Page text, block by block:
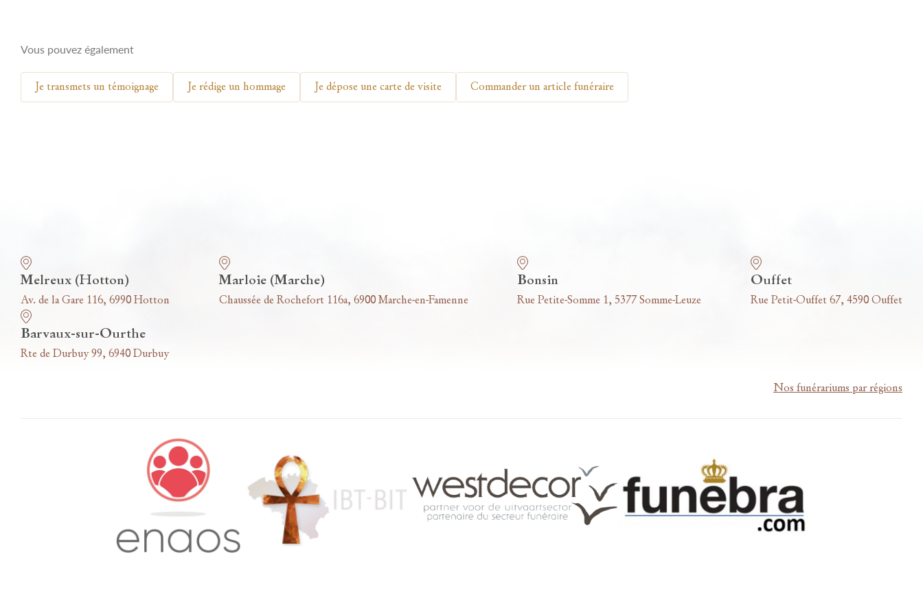
Vous pouvez également
Je transmets un témoignage Je rédige un hommage Je dépose une carte de visite Commander un article funéraire
Melreux (Hotton)
Av. de la Gare 116, 6990 Hotton
Marloie (Marche)
Chaussée de Rochefort 116a, 6900 Marche-en-Famenne
Bonsin
Rue Petite-Somme 1, 5377 Somme-Leuze
Ouffet
Rue Petit-Ouffet 67, 4590 Ouffet
Barvaux-sur-Ourthe
Rte de Durbuy 99, 6940 Durbuy
Nos funérariums par régions